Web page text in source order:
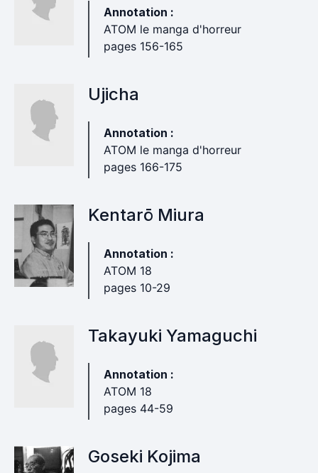
Annotation :
ATOM le manga d'horreur
pages 156-165
Ujicha
Annotation :
ATOM le manga d'horreur
pages 166-175
Kentarō Miura
Annotation :
ATOM 18
pages 10-29
Takayuki Yamaguchi
Annotation :
ATOM 18
pages 44-59
Goseki Kojima